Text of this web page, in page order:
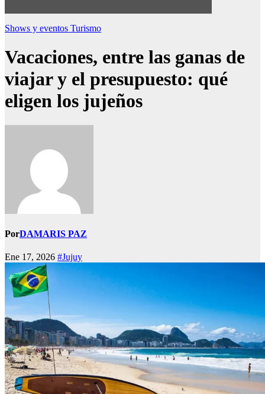
Shows y eventos Turismo
Vacaciones, entre las ganas de
viajar y el presupuesto: qué
eligen los jujeños
PorDAMARIS PAZ
Ene 17, 2026 #Jujuy